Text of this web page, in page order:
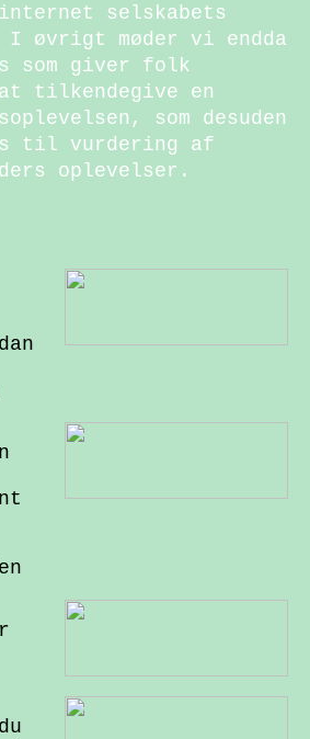
selskabets
I øvrigt møder vi endda
som giver folk
tilkendegive en
som desuden
til vurdering af
oplevelser.